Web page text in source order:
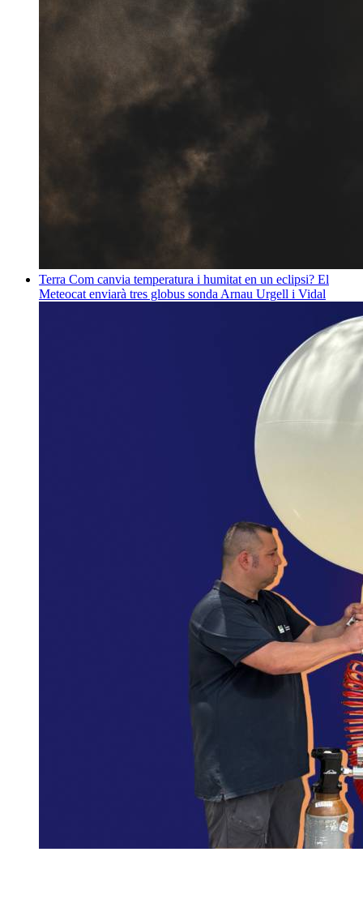
Terra Com canvia temperatura i humitat en un eclipsi? El
Meteocat enviarà tres globus sonda Arnau Urgell i Vidal